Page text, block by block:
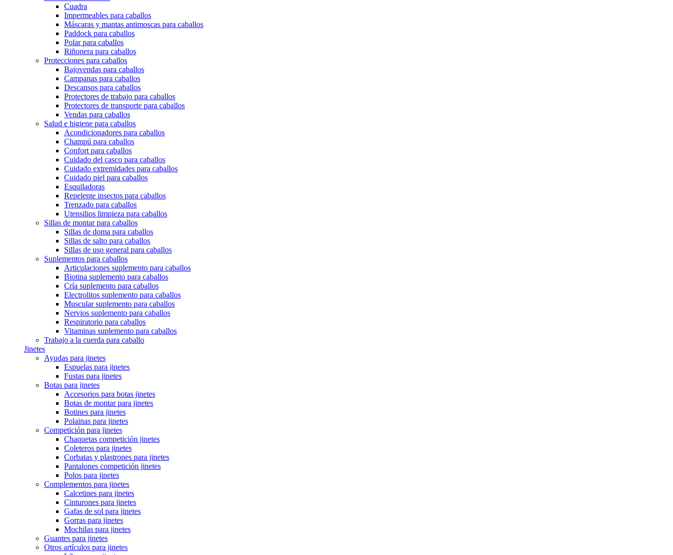
Cuadra
Impermeables para caballos
Máscaras y mantas antimoscas para caballos
Paddock para caballos
Polar para caballos
Riñonera para caballos
Protecciones para caballos
Bajovendas para caballos
Campanas para caballos
Descansos para caballos
Protectores de trabajo para caballos
Protectores de transporte para caballos
Vendas para caballos
Salud e higiene para caballos
Acondicionadores para caballos
Champú para caballos
Confort para caballos
Cuidado del casco para caballos
Cuidado extremidades para caballos
Cuidado piel para caballos
Esquiladoras
Repelente insectos para caballos
Trenzado para caballos
Utensilios limpieza para caballos
Sillas de montar para caballos
Sillas de doma para caballos
Sillas de salto para caballos
Sillas de uso general para caballos
Suplementos para caballos
Articulaciones suplemento para caballos
Biotina suplemento para caballos
Cría suplemento para caballos
Electrolitos suplemento para caballos
Muscular suplemento para caballos
Nervios suplemento para caballos
Respiratorio para caballos
Vitaminas suplemento para caballos
Trabajo a la cuerda para caballo
Jinetes
Ayudas para jinetes
Espuelas para jinetes
Fustas para jinetes
Botas para jinetes
Accesorios para botas jinetes
Botas de montar para jinetes
Botines para jinetes
Polainas para jinetes
Competición para jinetes
Chaquetas competición jinetes
Coleteros para jinetes
Corbatas y plastrones para jinetes
Pantalones competición jinetes
Polos para jinetes
Complementos para jinetes
Calcetines para jinetes
Cinturones para jinetes
Gafas de sol para jinetes
Gorras para jinetes
Mochilas para jinetes
Guantes para jinetes
Otros artículos para jinetes